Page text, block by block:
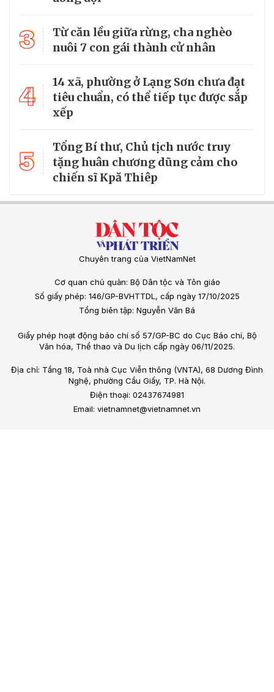
3
Từ căn lều giữa rừng, cha nghèo
nuôi 7 con gái thành cử nhân
4
14 xã, phường ở Lạng Sơn chưa đạt
tiêu chuẩn, có thể tiếp tục được sắp
xếp
5
Tổng Bí thư, Chủ tịch nước truy
tặng huân chương dũng cảm cho
chiến sĩ Kpă Thiêp
Chuyên trang của VietNamNet
Cơ quan chủ quản: Bộ Dân tộc và Tôn giáo
Số giấy phép: 146/GP-BVHTTDL, cấp ngày 17/10/2025
Tổng biên tập: Nguyễn Văn Bá
Giấy phép hoạt động báo chí số 57/GP-BC do Cục Báo chí, Bộ
Văn hóa, Thể thao và Du lịch cấp ngày 06/11/2025.
Địa chỉ: Tầng 18, Toà nhà Cục Viễn thông (VNTA), 68 Dương Đình
Nghệ, phường Cầu Giấy, TP. Hà Nội.
Điện thoại: 02437674981
Email: vietnamnet@vietnamnet.vn